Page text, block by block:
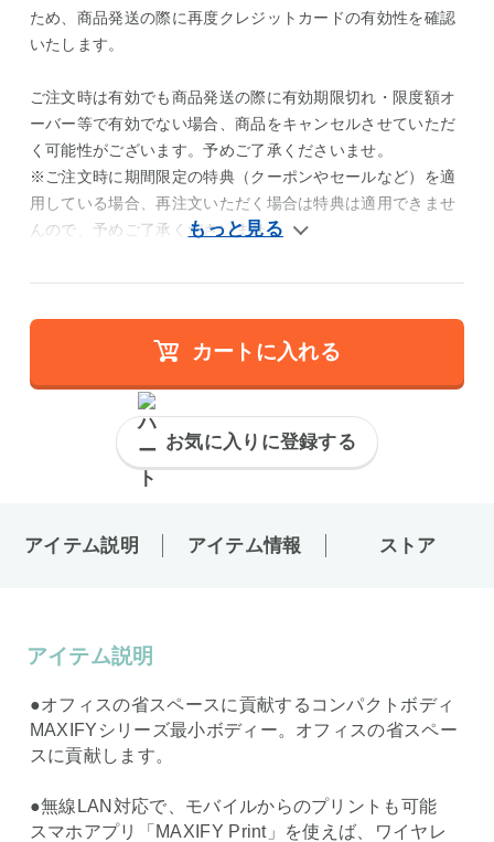
ため、商品発送の際に再度クレジットカードの有効性を確認
いたします。
ご注文時は有効でも商品発送の際に有効期限切れ・限度額オ
ーバー等で有効でない場合、商品をキャンセルさせていただ
く可能性がございます。予めご了承くださいませ。
※ご注文時に期間限定の特典（クーポンやセールなど）を適
用している場合、再注文いただく場合は特典は適用できませ
んので、予めご了承くださいませ。
カートに入れる
お気に入りに登録する
アイテム説明 アイテム情報 ストア
アイテム説明
●オフィスの省スペースに貢献するコンパクトボディ
MAXIFYシリーズ最小ボディー。オフィスの省スペー
スに貢献します。
●無線LAN対応で、モバイルからのプリントも可能
スマホアプリ「MAXIFY Print」を使えば、ワイヤレ